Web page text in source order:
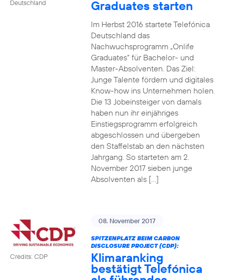
Deutschland
Graduates starten
Im Herbst 2016 startete Telefónica
Deutschland das
Nachwuchsprogramm „Onlife
Graduates“ für Bachelor- und
Master-Absolventen. Das Ziel:
Junge Talente fördern und digitales
Know-how ins Unternehmen holen.
Die 13 Jobeinsteiger von damals
haben nun ihr einjähriges
Einstiegsprogramm erfolgreich
abgeschlossen und übergeben
den Staffelstab an den nächsten
Jahrgang. So starteten am 2.
November 2017 sieben junge
Absolventen als […]
Credits: CDP
08. November 2017
SPITZENPLATZ BEIM CARBON
DISCLOSURE PROJECT (CDP):
Klimaranking
bestätigt Telefónica